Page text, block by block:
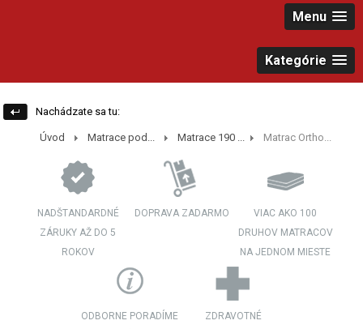
Menu
Kategórie
Nachádzate sa tu:
Úvod Matrace pod... Matrace 190 ... Matrac Ortho...
NADŠTANDARDNÉ
ZÁRUKY AŽ DO 5
ROKOV
DOPRAVA ZADARMO
VIAC AKO 100
DRUHOV MATRACOV
NA JEDNOM MIESTE
ODBORNE PORADÍME
ZDRAVOTNÉ